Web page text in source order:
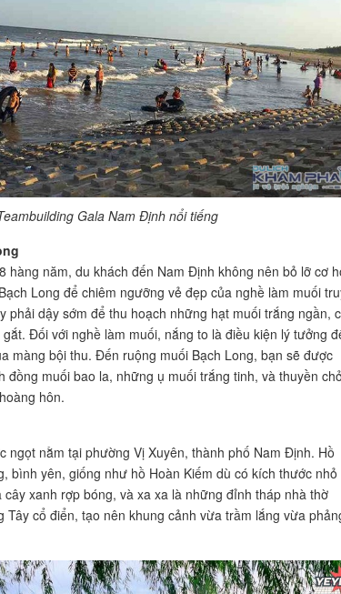
Gala Nam Định nổi tiếng
hàng năm, du khách đến Nam Định không nên bỏ lỡ cơ
Long để chiêm ngưỡng vẻ đẹp của nghề làm muối
phải dậy sớm để thu hoạch những hạt muối trắng ngần,
Đối với nghề làm muối, nắng to là điều kiện lý tưởng
màng bội thu. Đến ruộng muối Bạch Long, bạn sẽ được
đồng muối bao la, những ụ muối trắng tinh, và thuyền
hôn.
ngọt nằm tại phường Vị Xuyên, thành phố Nam Định. Hồ
bình yên, giống như hồ Hoàn Kiếm dù có kích thước nhỏ
cây xanh rợp bóng, và xa xa là những đỉnh tháp nhà thờ
Tây cổ điển, tạo nên khung cảnh vừa trầm lắng vừa